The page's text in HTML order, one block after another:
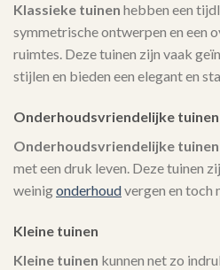
Klassieke tuinen hebben een
symmetrische ontwerpen en een
ruimtes. Deze tuinen zijn vaak
stijlen en bieden een elegant en
Onderhoudsvriendelijke tuinen
Onderhoudsvriendelijke tuinen
met een druk leven. Deze tuinen
weinigonderhoudvergen en toch
Kleine tuinen
Kleine tuinen kunnen net zo